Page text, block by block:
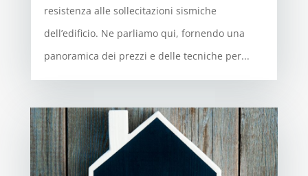
resistenza alle sollecitazioni sismiche
dell’edificio. Ne parliamo qui, fornendo una
panoramica dei prezzi e delle tecniche per...